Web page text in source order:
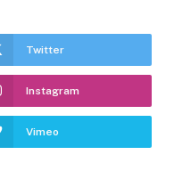
Twitter
Instagram
Vimeo